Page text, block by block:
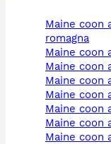
maine coon a emilia
romagna
maine
maine coon
maine
maine
maine
maine
maine coon